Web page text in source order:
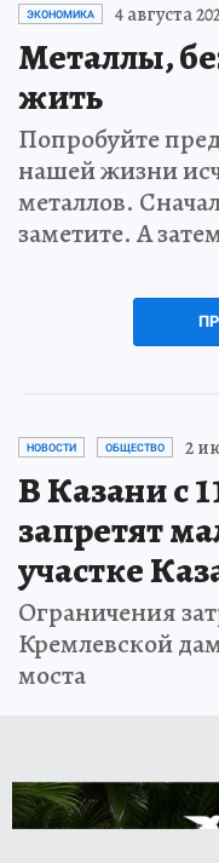
ЭКОНОМИКА 4 августа
Металлы,
жить
Попробуйте
нашей жизни
металлов.
заметите. А
НОВОСТИ ОБЩЕСТВО 2
В Казани с
запретят
участке
Ограничения
Кремлевской
моста